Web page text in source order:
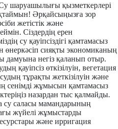
Су шаруашылығы қызметкерлері
Әрқайсыңызға зор
жетістік және
Сіздердің ерен
су қауіпсіздігі қамтамасыз
сияқты экономиканың
дамуына негіз қаланып отыр.
қауіпсіз өткізілуін, вегетация
тұрақты жеткізілуін және
сенімді жұмысын қамтамасыз
назардан тыс қалмайды.
су саласы мамандарының
жүйелі жұмыстарды
және ирригация